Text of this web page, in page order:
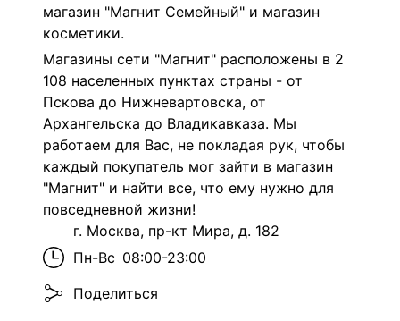
магазин "Магнит Семейный" и магазин
косметики.
Магазины сети "Магнит" расположены в 2
108 населенных пунктах страны - от
Пскова до Нижневартовска, от
Архангельска до Владикавказа. Мы
работаем для Вас, не покладая рук, чтобы
каждый покупатель мог зайти в магазин
"Магнит" и найти все, что ему нужно для
повседневной жизни!
г. Москва, пр-кт Мира, д. 182
Пн-Вс 08:00-23:00
Поделиться